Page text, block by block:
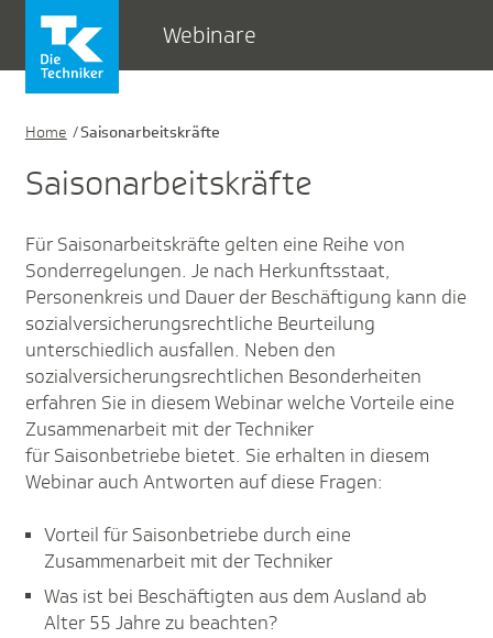
Webinare
Home Saisonarbeitskräfte
Saisonarbeitskräfte
Für Saisonarbeitskräfte gelten eine Reihe von
Sonderregelungen. Je nach Herkunftsstaat,
Personenkreis und Dauer der Beschäftigung kann die
sozialversicherungsrechtliche Beurteilung
unterschiedlich ausfallen. Neben den
sozialversicherungsrechtlichen Besonderheiten
erfahren Sie in diesem Webinar welche Vorteile eine
Zusammenarbeit mit der Techniker
für Saisonbetriebe bietet. Sie erhalten in diesem
Webinar auch Antworten auf diese Fragen:
Vorteil für Saisonbetriebe durch eine
Zusammenarbeit mit der Techniker
Was ist bei Beschäftigten aus dem Ausland ab
Alter 55 Jahre zu beachten?